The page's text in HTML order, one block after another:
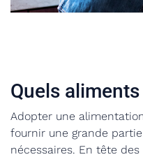
Quels
Adopter une
fournir une grande
nécessaires. En tête